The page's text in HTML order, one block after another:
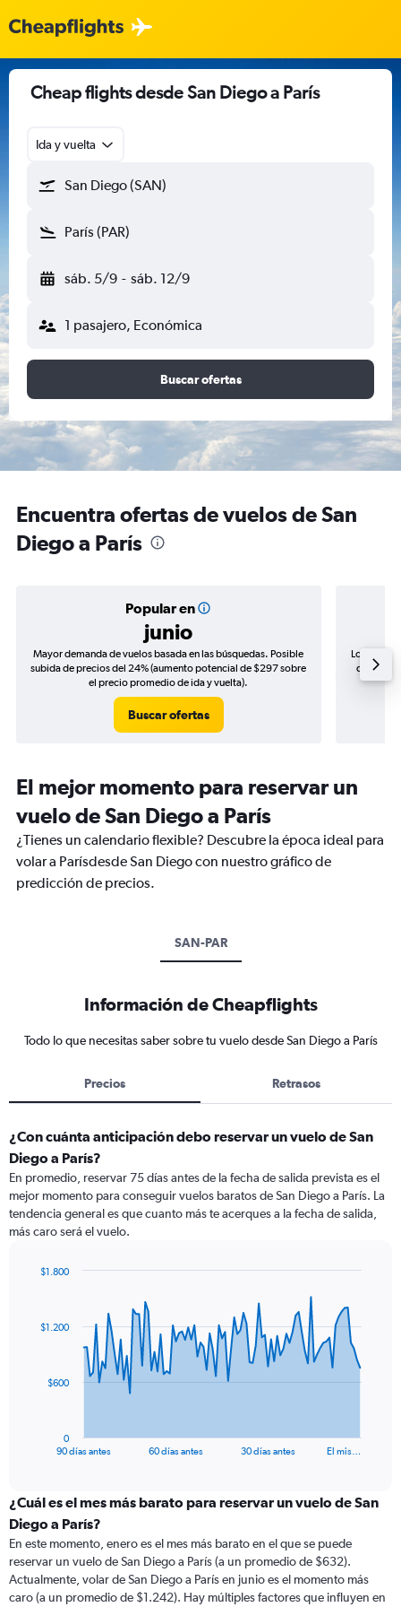
Cheap flights desde San Diego a París
Ida y vuelta
San Diego (SAN)
París (PAR)
sáb. 5/9 - sáb. 12/9
1 pasajero, Económica
Buscar ofertas
Encuentra ofertas de vuelos de San
Diego a París
Popular en
junio
Mayor demanda de vuelos basada en las búsquedas. Posible
subida de precios del 24% (aumento potencial de $297 sobre
el precio promedio de ida y vuelta).
Buscar ofertas
Los
de
El mejor momento para reservar un
vuelo de San Diego a París
¿Tienes un calendario flexible? Descubre la época ideal para
volar a Parísdesde San Diego con nuestro gráfico de
predicción de precios.
SAN-PAR
Información de Cheapflights
Todo lo que necesitas saber sobre tu vuelo desde San Diego a París
Precios Retrasos
¿Con cuánta anticipación debo reservar un vuelo de San
Diego a París?
En promedio, reservar 75 días antes de la fecha de salida prevista es el
mejor momento para conseguir vuelos baratos de San Diego a París. La
tendencia general es que cuanto más te acerques a la fecha de salida,
más caro será el vuelo.
data
The
categories.
Range:
91
categories.
The
chart
has
90 días antes 60 días antes 30 días antes El mis…
0
$600
$1.200
$1.800
¿Cuál es el mes más barato para reservar un vuelo de San
Diego a París?
En este momento, enero es el mes más barato en el que se puede
reservar un vuelo de San Diego a París (a un promedio de $632).
Actualmente, volar de San Diego a París en junio es el momento más
caro (a un promedio de $1.242). Hay múltiples factores que influyen en